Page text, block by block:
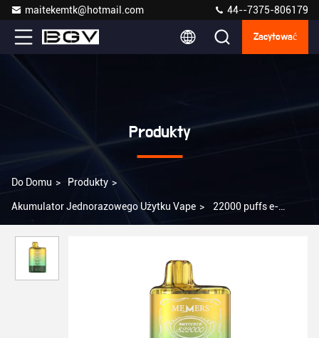
maitekemtk@hotmail.com 44--7375-806179
Zacytować
Produkty
Do Domu > Produkty >
Akumulator Jednorazowego Użytku Vape > 22000 puffs e-
opcjami smakowymi